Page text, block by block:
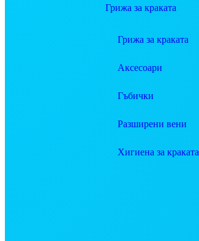
Грижа за краката
Грижа за краката
Аксесоари
Гъбички
Разширени вени
Хигиена за краката